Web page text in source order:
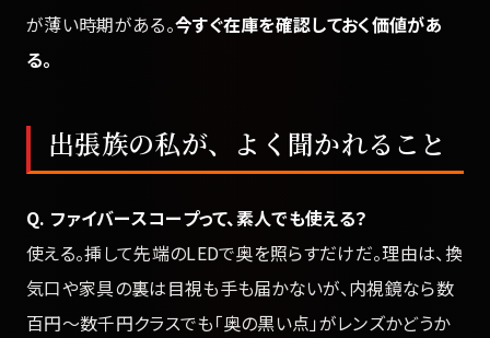
が薄い時期がある。今すぐ在庫を確認しておく価値があ
る。
出張族の私が、よく聞かれること
Q. ファイバースコープって、素人でも使える？
使える。挿して先端のLEDで奥を照らすだけだ。理由は、換
気口や家具の裏は目視も手も届かないが、内視鏡なら数
百円〜数千円クラスでも「奥の黒い点」がレンズかどうか